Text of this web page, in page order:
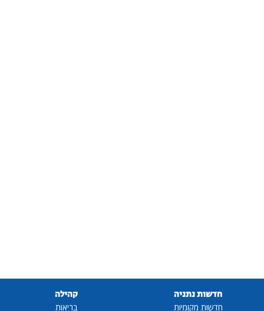
חדשות נתניה
חדשות מקומיות
קהילה
בריאות